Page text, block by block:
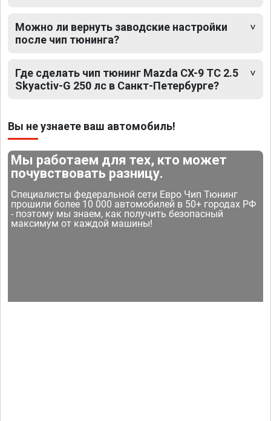
Можно ли вернуть заводские настройки
после чип тюнинга?
Где сделать чип тюнинг Mazda CX-9 TC 2.5
Skyactiv-G 250 лс в Санкт-Петербурге?
Вы не узнаете ваш автомобиль!
Мы работаем для тех, кто может
почувствовать разницу.
Специалисты федеральной сети Евро Чип Тюнинг
прошили более 10 000 автомобилей в 50+ городах РФ
- поэтому мы знаем, как получить безопасный
максимум от каждой машины!